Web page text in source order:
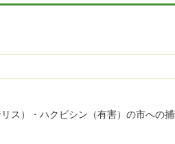
ス）・ハクビシン（有害）の市への捕